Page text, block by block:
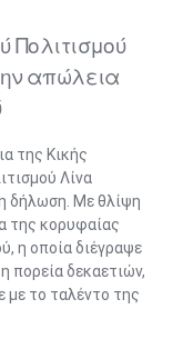
Πολιτισμού
απώλεια
της Κικής
Λίνα
δήλωση. Με θλίψη
της κορυφαίας
η οποία διέγραψε
πορεία δεκαετιών,
με το ταλέντο της